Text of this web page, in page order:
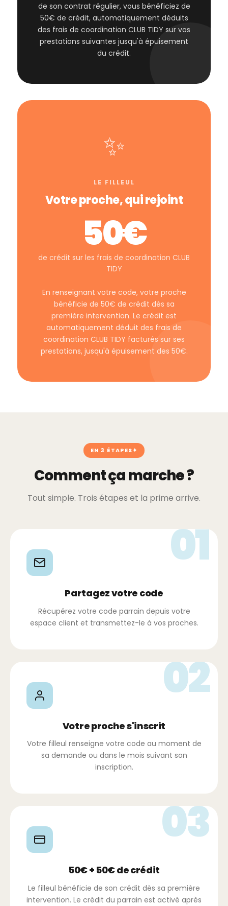
de son contrat régulier, vous bénéficiez de
50€ de crédit, automatiquement déduits
des frais de coordination CLUB TIDY sur vos
prestations suivantes jusqu'à épuisement
du crédit.
✨
LE FILLEUL
Votre proche, qui rejoint
50€
de crédit sur les frais de coordination CLUB
TIDY
En renseignant votre code, votre proche
bénéficie de 50€ de crédit dès sa
première intervention. Le crédit est
automatiquement déduit des frais de
coordination CLUB TIDY facturés sur ses
prestations, jusqu'à épuisement des 50€.
EN 3 ÉTAPES
Comment ça marche ?
Tout simple. Trois étapes et la prime arrive.
01
Partagez votre code
Récupérez votre code parrain depuis votre
espace client et transmettez-le à vos proches.
02
Votre proche s'inscrit
Votre filleul renseigne votre code au moment de
sa demande ou dans le mois suivant son
inscription.
03
50€ + 50€ de crédit
Le filleul bénéficie de son crédit dès sa première
intervention. Le crédit du parrain est activé après